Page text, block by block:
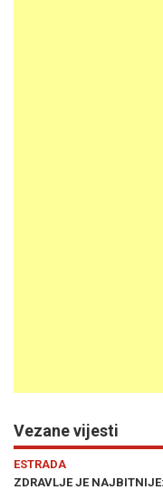
Vezane vijesti
ESTRADA
ZDRAVLJE JE